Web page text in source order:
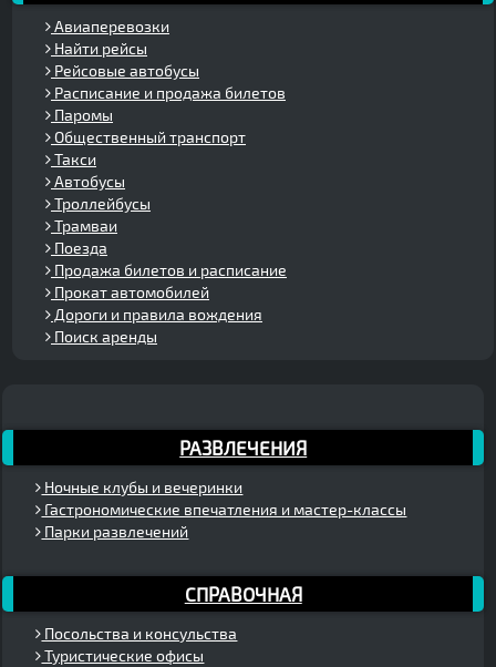
Авиаперевозки
Найти рейсы
Рейсовые автобусы
Расписание и продажа билетов
Паромы
Общественный транспорт
Такси
Автобусы
Троллейбусы
Трамваи
Поезда
Продажа билетов и расписание
Прокат автомобилей
Дороги и правила вождения
Поиск аренды
РАЗВЛЕЧЕНИЯ
Ночные клубы и вечеринки
Гастрономические впечатления и мастер-классы
Парки развлечений
СПРАВОЧНАЯ
Посольства и консульства
Туристические офисы